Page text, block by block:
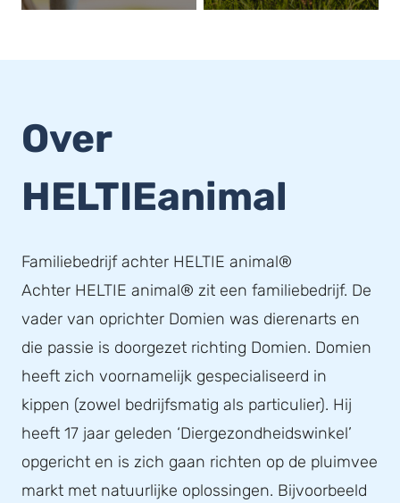
Over
HELTIEanimal
Familiebedrijf achter HELTIE animal®
Achter HELTIE animal® zit een familiebedrijf. De
vader van oprichter Domien was dierenarts en
die passie is doorgezet richting Domien. Domien
heeft zich voornamelijk gespecialiseerd in
kippen (zowel bedrijfsmatig als particulier). Hij
heeft 17 jaar geleden ‘Diergezondheidswinkel’
opgericht en is zich gaan richten op de pluimvee
markt met natuurlijke oplossingen. Bijvoorbeeld